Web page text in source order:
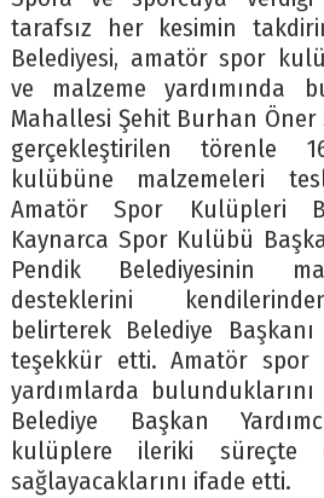
tarafsız her kesimin
Belediyesi, amatör spor
ve malzeme yardımında
Mahallesi Şehit Burhan Öner
gerçekleştirilen törenle
kulübüne malzemeleri
Amatör Spor Kulüpleri
Kaynarca Spor Kulübü
Pendik Belediyesinin
desteklerini
belirterek Belediye
teşekkür etti. Amatör spor
yardımlarda
Belediye Başkan
kulüplere ileriki süreçte
sağlayacaklarını ifade etti.